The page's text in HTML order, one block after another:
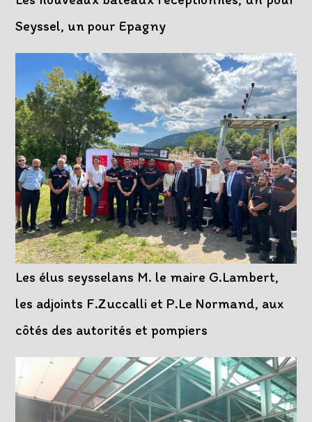
Seyssel, un pour Epagny
Les élus seysselans M. le maire G.Lambert,
les adjoints F.Zuccalli et P.Le Normand, aux
côtés des autorités et pompiers